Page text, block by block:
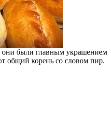
были главным украшением
общий корень со словом пир.